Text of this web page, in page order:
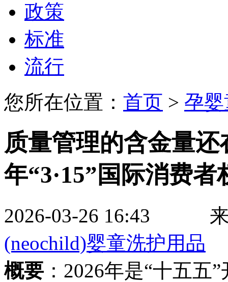
政策
标准
流行
您所在位置： 首页 > 孕
质量管理的含金量
年“3·15”国际消费
2026-03-26 16:43
(neochild)婴童洗护用品
概要 ：2026年是“十五